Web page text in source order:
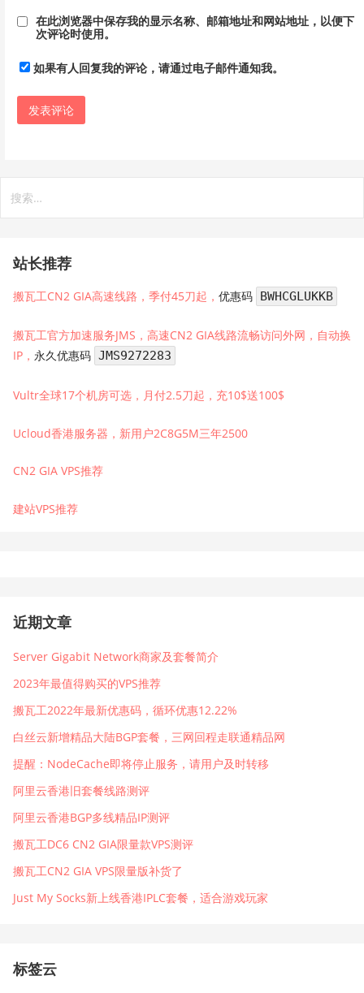
在此浏览器中保存我的显示名称、邮箱地址和网站地址，以便下
次评论时使用。
如果有人回复我的评论，请通过电子邮件通知我。
索：
站长推荐
搬瓦工CN2 GIA高速线路，季付45刀起， 优惠码 BWHCGLUKKB
搬瓦工官方加速服务JMS，高速CN2 GIA线路流畅访问外网，自动换
IP， 永久优惠码 JMS9272283
Vultr全球17个机房可选，月付2.5刀起，充10$送100$
Ucloud香港服务器，新用户2C8G5M三年2500
CN2 GIA VPS推荐
建站VPS推荐
近期文章
Server Gigabit Network商家及套餐简介
2023年最值得购买的VPS推荐
搬瓦工2022年最新优惠码，循环优惠12.22%
白丝云新增精品大陆BGP套餐，三网回程走联通精品网
提醒：NodeCache即将停止服务，请用户及时转移
阿里云香港旧套餐线路测评
阿里云香港BGP多线精品IP测评
搬瓦工DC6 CN2 GIA限量款VPS测评
搬瓦工CN2 GIA VPS限量版补货了
Just My Socks新上线香港IPLC套餐，适合游戏玩家
标签云